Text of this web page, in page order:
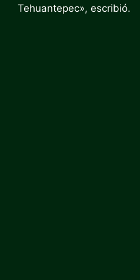
Tehuantepec», escribió.